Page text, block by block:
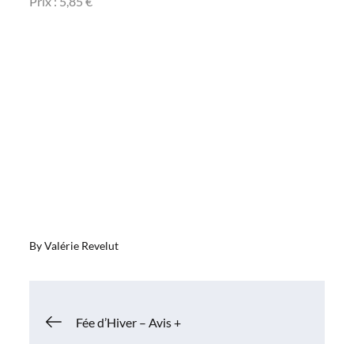
ByValérie Revelut
Navigation
Fée d’Hiver – Avis +